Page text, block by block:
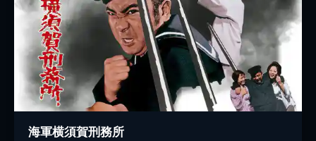
海軍横須賀刑務所